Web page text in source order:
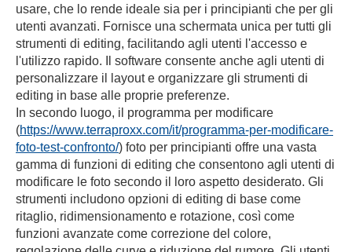
usare, che lo rende ideale sia per i principianti che per gli
utenti avanzati. Fornisce una schermata unica per tutti gli
strumenti di editing, facilitando agli utenti l'accesso e
l'utilizzo rapido. Il software consente anche agli utenti di
personalizzare il layout e organizzare gli strumenti di
editing in base alle proprie preferenze.
In secondo luogo, il programma per modificare
(https://www.terraproxx.com/it/programma-per-modificare-
foto-test-confronto/) foto per principianti offre una vasta
gamma di funzioni di editing che consentono agli utenti di
modificare le foto secondo il loro aspetto desiderato. Gli
strumenti includono opzioni di editing di base come
ritaglio, ridimensionamento e rotazione, così come
funzioni avanzate come correzione del colore,